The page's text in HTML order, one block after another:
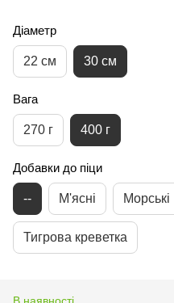
Діаметр
22 см 30 см
Вага
270 г 400 г
Добавки до піци
-- М'ясні Морські
Тигрова креветка
В наявності